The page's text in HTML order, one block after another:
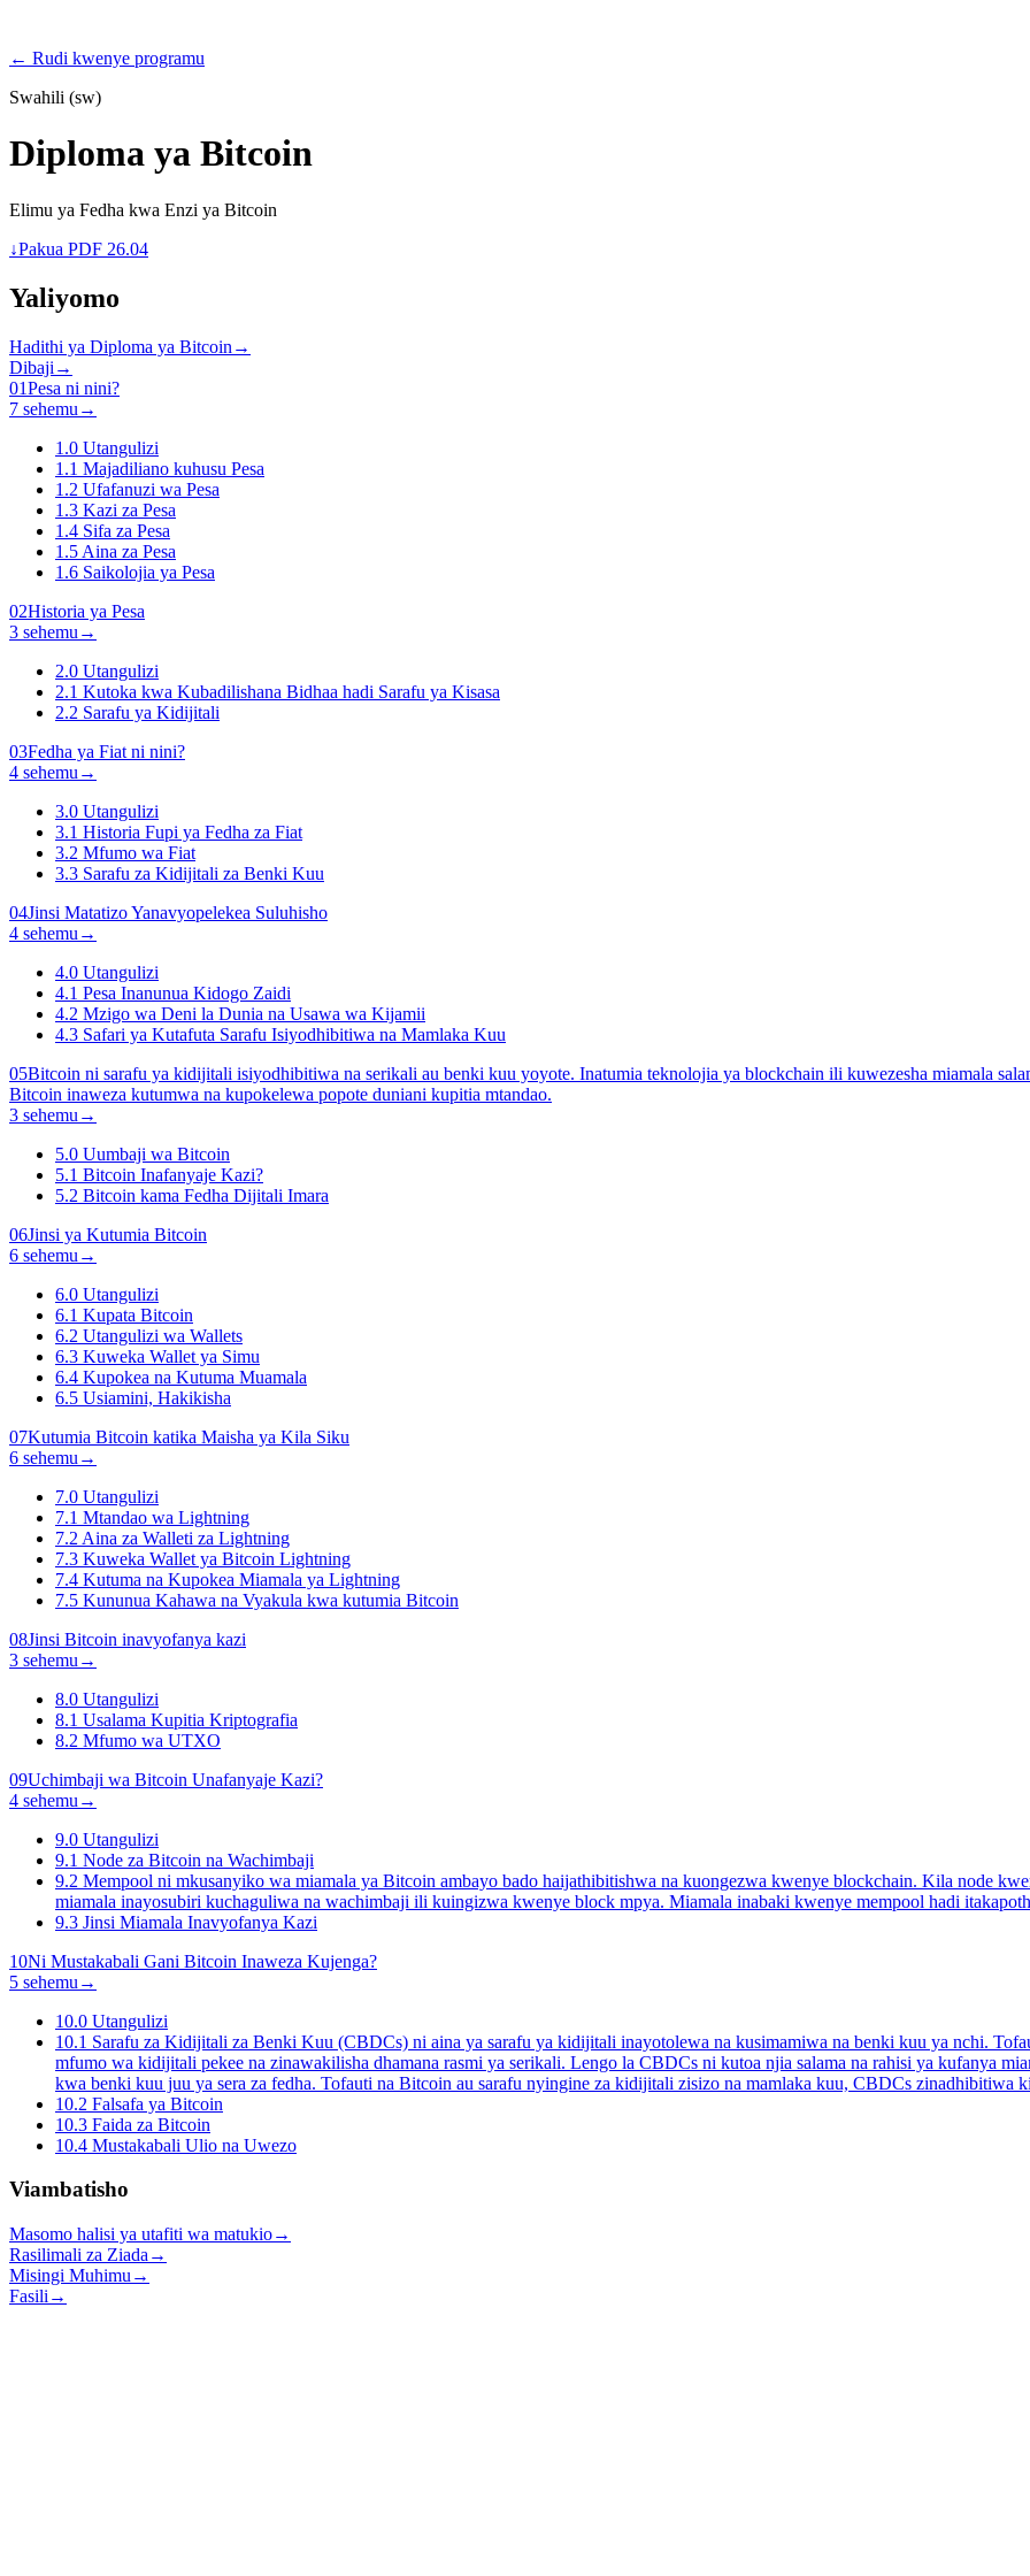
← Rudi kwenye programu
Swahili (sw)
Diploma ya Bitcoin
Elimu ya Fedha kwa Enzi ya Bitcoin
↓Pakua PDF 26.04
Yaliyomo
Hadithi ya Diploma ya Bitcoin →
Dibaji →
01Pesa ni nini?
7 sehemu →
1.0 Utangulizi
1.1 Majadiliano kuhusu Pesa
1.2 Ufafanuzi wa Pesa
1.3 Kazi za Pesa
1.4 Sifa za Pesa
1.5 Aina za Pesa
1.6 Saikolojia ya Pesa
02Historia ya Pesa
3 sehemu →
2.0 Utangulizi
2.1 Kutoka kwa Kubadilishana Bidhaa hadi Sarafu ya Kisasa
2.2 Sarafu ya Kidijitali
03Fedha ya Fiat ni nini?
4 sehemu →
3.0 Utangulizi
3.1 Historia Fupi ya Fedha za Fiat
3.2 Mfumo wa Fiat
3.3 Sarafu za Kidijitali za Benki Kuu
04Jinsi Matatizo Yanavyopelekea Suluhisho
4 sehemu →
4.0 Utangulizi
4.1 Pesa Inanunua Kidogo Zaidi
4.2 Mzigo wa Deni la Dunia na Usawa wa Kijamii
4.3 Safari ya Kutafuta Sarafu Isiyodhibitiwa na Mamlaka Kuu
05Bitcoin ni sarafu ya kidijitali isiyodhibitiwa na serikali au benki kuu yoyote. Inatumia teknolojia ya blockchain ili kuwezesha miamala
Bitcoin inaweza kutumwa na kupokelewa popote duniani kupitia mtandao.
3 sehemu →
5.0 Uumbaji wa Bitcoin
5.1 Bitcoin Inafanyaje Kazi?
5.2 Bitcoin kama Fedha Dijitali Imara
06Jinsi ya Kutumia Bitcoin
6 sehemu →
6.0 Utangulizi
6.1 Kupata Bitcoin
6.2 Utangulizi wa Wallets
6.3 Kuweka Wallet ya Simu
6.4 Kupokea na Kutuma Muamala
6.5 Usiamini, Hakikisha
07Kutumia Bitcoin katika Maisha ya Kila Siku
6 sehemu →
7.0 Utangulizi
7.1 Mtandao wa Lightning
7.2 Aina za Walleti za Lightning
7.3 Kuweka Wallet ya Bitcoin Lightning
7.4 Kutuma na Kupokea Miamala ya Lightning
7.5 Kununua Kahawa na Vyakula kwa kutumia Bitcoin
08Jinsi Bitcoin inavyofanya kazi
3 sehemu →
8.0 Utangulizi
8.1 Usalama Kupitia Kriptografia
8.2 Mfumo wa UTXO
09Uchimbaji wa Bitcoin Unafanyaje Kazi?
4 sehemu →
9.0 Utangulizi
9.1 Node za Bitcoin na Wachimbaji
9.2 Mempool ni mkusanyiko wa miamala ya Bitcoin ambayo bado haijathibitishwa na kuongezwa kwenye blockchain. Kila node
miamala inayosubiri kuchaguliwa na wachimbaji ili kuingizwa kwenye block mpya. Miamala inabaki kwenye mempool hadi
9.3 Jinsi Miamala Inavyofanya Kazi
10Ni Mustakabali Gani Bitcoin Inaweza Kujenga?
5 sehemu →
10.0 Utangulizi
10.1 Sarafu za Kidijitali za Benki Kuu (CBDCs) ni aina ya sarafu ya kidijitali inayotolewa na kusimamiwa na benki kuu ya nchi.
mfumo wa kidijitali pekee na zinawakilisha dhamana rasmi ya serikali. Lengo la CBDCs ni kutoa njia salama na rahisi ya kufanya
kwa benki kuu juu ya sera za fedha. Tofauti na Bitcoin au sarafu nyingine za kidijitali zisizo na mamlaka kuu, CBDCs zinadhibitiwa
10.2 Falsafa ya Bitcoin
10.3 Faida za Bitcoin
10.4 Mustakabali Ulio na Uwezo
Viambatisho
Masomo halisi ya utafiti wa matukio→
Rasilimali za Ziada →
Misingi Muhimu →
Fasili →